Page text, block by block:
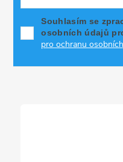
Souhlasím se
osobních údajů
pro ochranu